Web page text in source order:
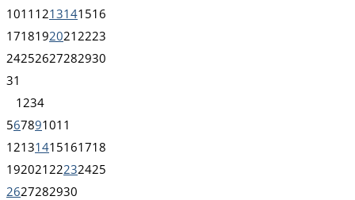
1011 1213141516
1718192021 2223
24252627282930
31
1 234
567891011
12131415161718
192021 22232425
2627282930